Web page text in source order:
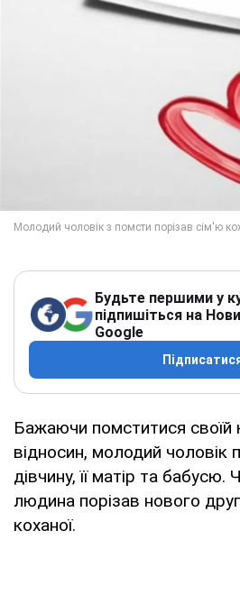
Будьте першими у
підпишіться на
Google
Бажаючи помститися своїй
відносин, молодий чоловік
дівчину, її матір та
людина порізав нового
коханої.